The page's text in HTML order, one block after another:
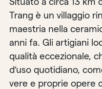
Trang è un villaggio
maestria nella
anni fa. Gli artigiani
qualità eccezionale,
d’uso quotidiano,
vere e proprie opere